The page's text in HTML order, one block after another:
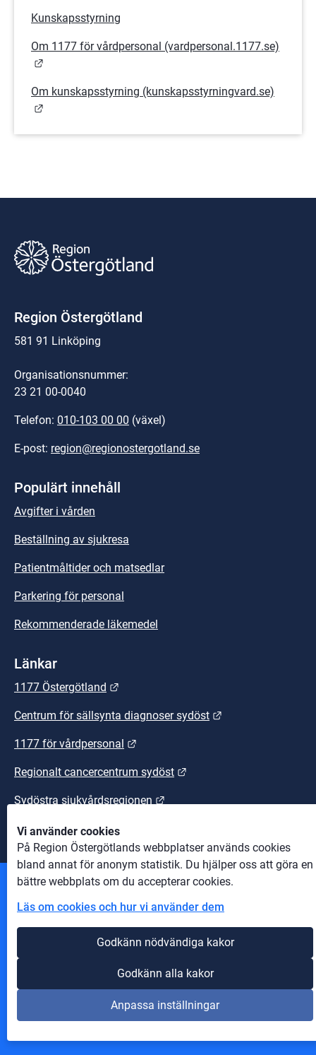
Vi använder cookies
På Region Östergötlands webbplatser används cookies
bland annat för anonym statistik. Du hjälper oss att göra en
bättre webbplats om du accepterar cookies.
Läs om cookies och hur vi använder dem
Godkänn nödvändiga kakor
Godkänn alla kakor
Anpassa inställningar
Kunskapsstyrning
Om 1177 för vårdpersonal (vardpersonal.1177.se)
Om kunskapsstyrning (kunskapsstyrningvard.se)
Region Östergötland
581 91 Linköping
Organisationsnummer:
23 21 00-0040
Telefon: 010-103 00 00 (växel)
E-post: region@regionostergotland.se
Populärt innehåll
Avgifter i vården
Beställning av sjukresa
Patientmåltider och matsedlar
Parkering för personal
Rekommenderade läkemedel
Länkar
1177 Östergötland
Centrum för sällsynta diagnoser sydöst
1177 för vårdpersonal
Regionalt cancercentrum sydöst
Sydöstra sjukvårdsregionen
Information om cookies
Om webbplatsen
Tillgänglighet på webbplatsen